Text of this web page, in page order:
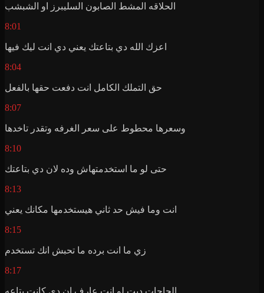
الحلاقه المشط الصابون السليبرز او الشبشب
8:01
اعزك الله دي بتاعتك يعني دي انت ليك فيها
8:04
حق التملك الكامل انت دفعت حقها بالفعل
8:07
وسعرها محطوط على سعر الغرفه وتقدر تاخدها
8:10
حتى لو ما استخدمتهاش وده لان دي بتاعتك
8:13
انت وما فيش حد ثاني هيستخدمها مكانك يعني
8:15
زي ما انت برده ما تحبش انك تستخدم
8:17
الحاجات ديت لو انت عارف ان دي كانت بتاعه